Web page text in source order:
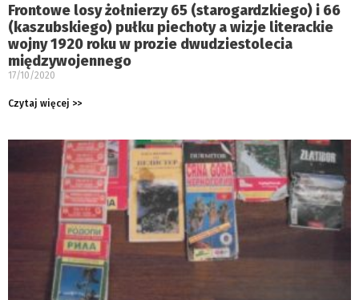
Frontowe losy żołnierzy 65 (starogardzkiego) i 66
(kaszubskiego) pułku piechoty a wizje literackie
wojny 1920 roku w prozie dwudziestolecia
międzywojennego
17/10/2020
Czytaj więcej >>